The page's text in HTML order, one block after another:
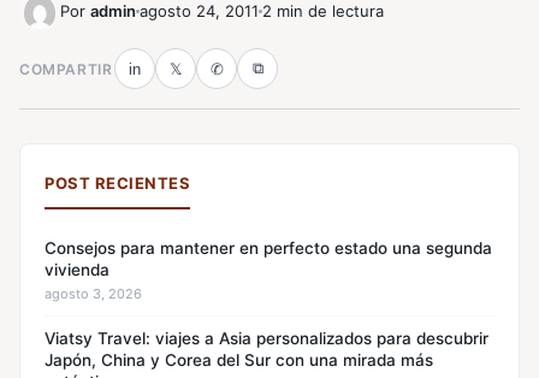
Por admin agosto 24, 2011 2 min de lectura
COMPARTIR in 𝕏 ✆ ⧉
POST RECIENTES
Consejos para mantener en perfecto estado una segunda
vivienda
agosto 3, 2026
Viatsy Travel: viajes a Asia personalizados para descubrir
Japón, China y Corea del Sur con una mirada más